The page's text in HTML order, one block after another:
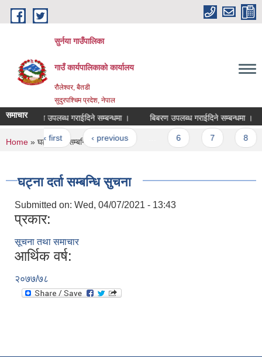
Skip to main content
सुर्नया गाउँपालिका
गाउँ कार्यपालिकाकाे कार्यालय
रौलेश्वर, बैतडी
सुदुरपश्चिम प्रदेश, नेपाल
समाचारबिबरण उपलब्ध गराईदिने सम्बन्धमा । बिबरण उपलब्ध गराईदिने सम्बन्धमा ।
Pages
« first ‹ previous 6 7 8
You are here
Home » घट्ना दर्ता सम्बन्धि सुचना
घट्ना दर्ता सम्बन्धि सुचना
Submitted on: Wed, 04/07/2021 - 13:43
प्रकार:
सूचना तथा समाचार
आर्थिक वर्ष:
२०७७/७८